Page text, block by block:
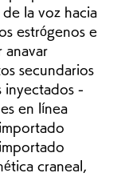
la voz hacia
estrógenos e
anavar
secundarios
inyectados -
en línea
craneal,